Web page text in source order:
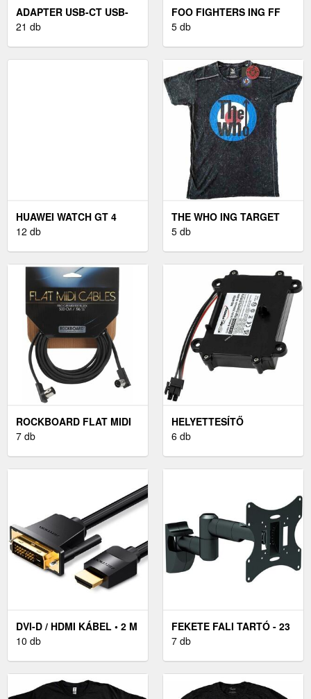
ADAPTER USB-CT USB-
CT FEKETE
21 db
FOO FIGHTERS ING FF
LOGO UNISEX BLACK M
5 db
HUAWEI WATCH GT 4
OKOSÓRA (46MM) -
12 db
THE WHO ING TARGET
LOGO UNISEX BLACK M
5 db
ROCKBOARD FLAT MIDI
CABLE - 5 M BLACK
7 db
HELYETTESÍTŐ
ROBOTFŰNYÍRÓ AKKU
6 db
DVI-D / HDMI KÁBEL • 2 M
10 db
FEKETE FALI TARTÓ - 23
"-42"
7 db